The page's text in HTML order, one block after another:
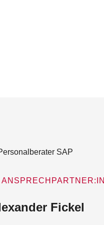
ANSPRECHPARTNER:IN
Fickel